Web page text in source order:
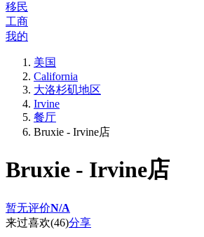
移民
工商
我的
美国
California
大洛杉矶地区
Irvine
餐厅
Bruxie - Irvine店
Bruxie - Irvine店
暂无评价N/A
来过喜欢(46)分享